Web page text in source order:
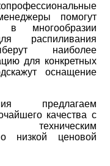
помогут
в многообразии
распиливания
наиболее
для конкретных
оснащение
предлагаем
качества с
техническим
низкой ценовой